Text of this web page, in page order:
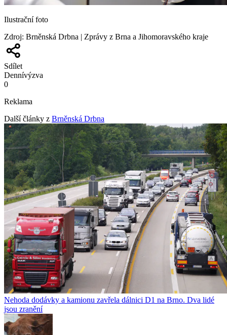
Ilustrační foto
Zdroj: Brněnská Drbna | Zprávy z Brna a Jihomoravského kraje
Sdílet
Dennívýzva
0
Reklama
Další články z Brněnská Drbna
Nehoda dodávky a kamionu zavřela dálnici D1 na Brno. Dva lidé
jsou zranění